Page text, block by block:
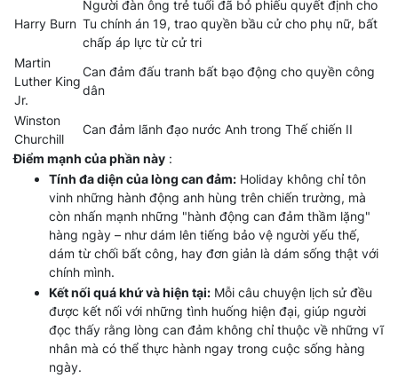
Harry Burn
Người đàn ông trẻ tuổi đã bỏ phiếu quyết định cho
Tu chính án 19, trao quyền bầu cử cho phụ nữ, bất
chấp áp lực từ cử tri
Martin
Luther King
Jr.
Can đảm đấu tranh bất bạo động cho quyền công
dân
Winston
Churchill
Can đảm lãnh đạo nước Anh trong Thế chiến II
Điểm mạnh của phần này :
Tính đa diện của lòng can đảm: Holiday không chỉ tôn
vinh những hành động anh hùng trên chiến trường, mà
còn nhấn mạnh những "hành động can đảm thầm lặng"
hàng ngày – như dám lên tiếng bảo vệ người yếu thế,
dám từ chối bất công, hay đơn giản là dám sống thật với
chính mình.
Kết nối quá khứ và hiện tại: Mỗi câu chuyện lịch sử đều
được kết nối với những tình huống hiện đại, giúp người
đọc thấy rằng lòng can đảm không chỉ thuộc về những vĩ
nhân mà có thể thực hành ngay trong cuộc sống hàng
ngày.